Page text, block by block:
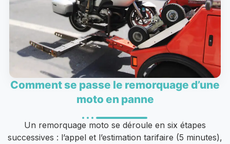
Comment se passe le remorquage d’une
moto en panne
Un remorquage moto se déroule en six étapes
successives : l’appel et l’estimation tarifaire (5 minutes),